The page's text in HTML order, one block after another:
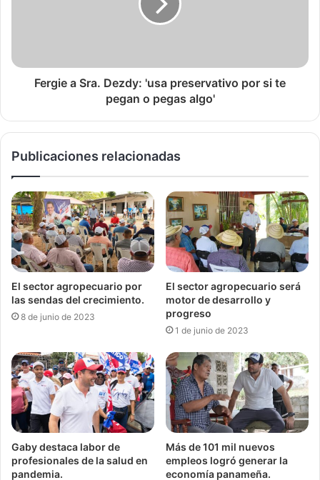
Fergie a Sra. Dezdy: 'usa preservativo por si te
pegan o pegas algo'
Publicaciones relacionadas
El sector agropecuario por
las sendas del crecimiento.
8 de junio de 2023
El sector agropecuario será
motor de desarrollo y
progreso
1 de junio de 2023
Gaby destaca labor de
profesionales de la salud en
pandemia.
Más de 101 mil nuevos
empleos logró generar la
economía panameña.